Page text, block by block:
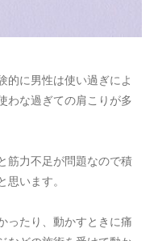
的に男性は使い過ぎによ
わな過ぎての肩こりが多
筋力不足が問題なので積
います。
ったり、動かすときに痛